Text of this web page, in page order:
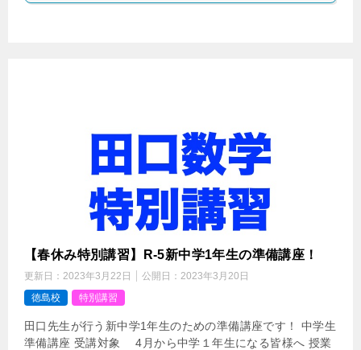
【春休み特別講習】R-5新中学1年生の準備講座！
更新日： 2023年3月22日 公開日： 2023年3月20日
徳島校
特別講習
田口先生が行う新中学1年生のための準備講座です！ 中学生
準備講座 受講対象 4月から中学１年生になる皆様へ 授業